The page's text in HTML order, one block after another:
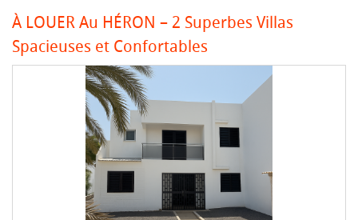
À LOUER Au HÉRON – 2 Superbes Villas
Spacieuses et Confortables